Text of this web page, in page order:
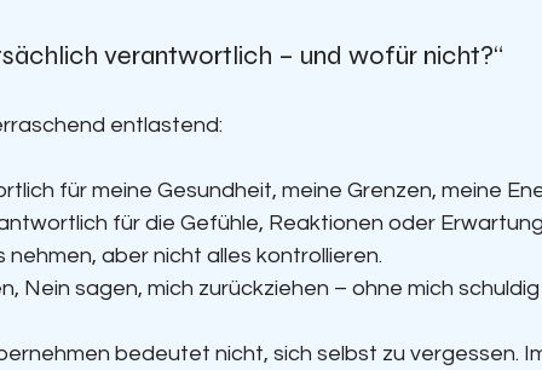
verantwortlich – und wofür nicht?“
entlastend:
für meine Gesundheit, meine Grenzen, meine
für die Gefühle, Reaktionen oder
nehmen, aber nicht alles kontrollieren.
Nein sagen, mich zurückziehen – ohne mich
bedeutet nicht, sich selbst zu vergessen.